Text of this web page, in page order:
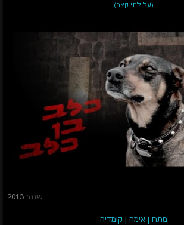
(עלילתי קצר)
שנה: 2013
מתח | אימה | קומדיה